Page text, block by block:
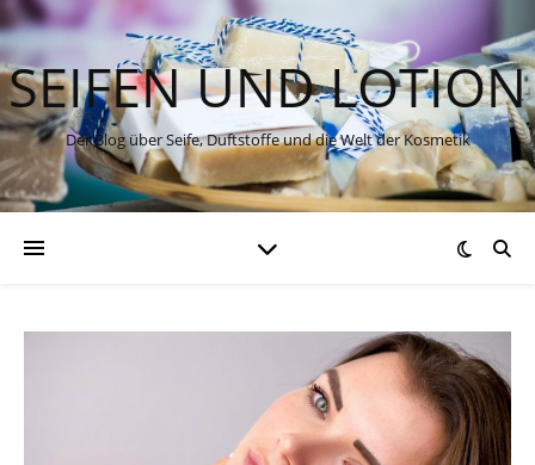
SEIFEN UND LOTION
Der Blog über Seife, Duftstoffe und die Welt der Kosmetik